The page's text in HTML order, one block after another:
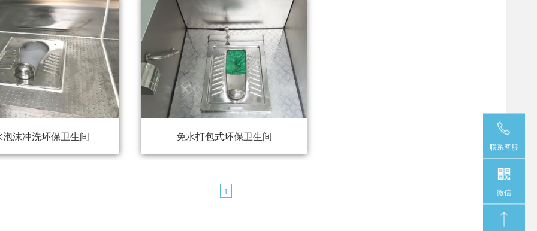
泡沫冲洗环保卫生间 免水打包式环保卫生间
1
联系客服
微信